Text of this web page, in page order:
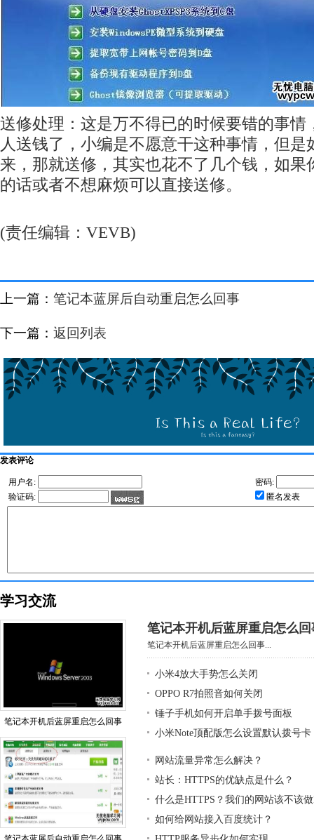
送修处理：这是万不得已的时候要错的事情
人送钱了，小编是不愿意干这种事情，但是
来，那就送修，其实也花不了几个钱，如果
的话或者不想麻烦可以直接送修。
(责任编辑：VEVB)
上一篇： 笔记本蓝屏后自动重启怎么回事
下一篇： 返回列表
发表评论
用户名:
密码:
验证码:
匿名发表
学习交流
笔记本开机后蓝屏重启怎么回事
笔记本开机后蓝屏重启怎么回
笔记本开机后蓝屏重启怎么回事...
小米4放大手势怎么关闭
OPPO R7拍照音如何关闭
锤子手机如何开启单手拨号面板
小米Note顶配版怎么设置默认拨号卡
网站流量异常怎么解决？
站长：HTTPS的优缺点是什么？
什么是HTTPS？我们的网站该不该
如何给网站接入百度统计？